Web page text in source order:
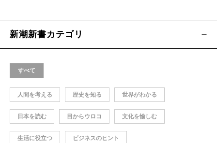
新潮新書カテゴリ
すべて
人間を考える 歴史を知る 世界がわかる
日本を読む 目からウロコ 文化を愉しむ
生活に役立つ ビジネスのヒント